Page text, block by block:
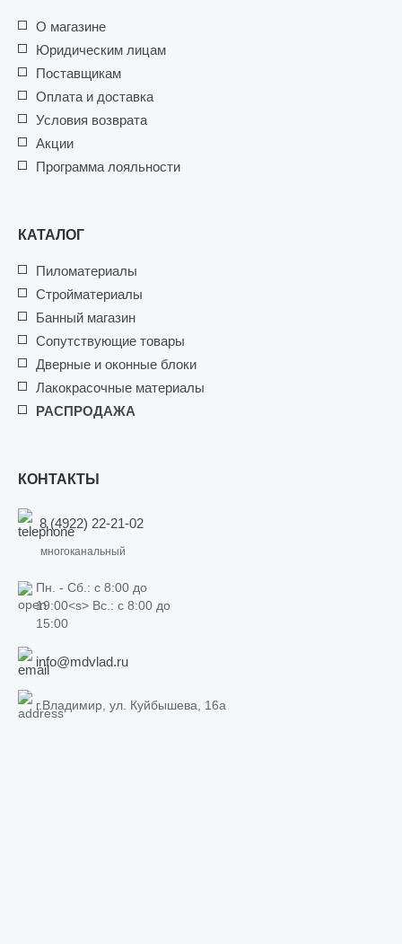
О магазине
Юридическим лицам
Поставщикам
Оплата и доставка
Условия возврата
Акции
Программа лояльности
КАТАЛОГ
Пиломатериалы
Стройматериалы
Банный магазин
Сопутствующие товары
Дверные и оконные блоки
Лакокрасочные материалы
РАСПРОДАЖА
КОНТАКТЫ
8 (4922) 22-21-02
многоканальный
Пн. - Сб.: c 8:00 до
19:00<s> Вс.: c 8:00 до
15:00
info@mdvlad.ru
г.Владимир, ул. Куйбышева, 16а